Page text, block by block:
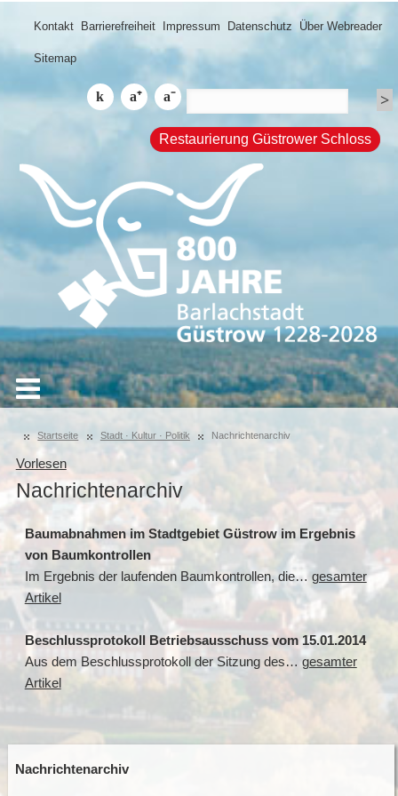
Kontakt Barrierefreiheit Impressum Datenschutz Über Webreader
Sitemap
Restaurierung Güstrower Schloss
Startseite Stadt · Kultur · Politik Nachrichtenarchiv
Vorlesen
Nachrichtenarchiv
Baumabnahmen im Stadtgebiet Güstrow im Ergebnis
von Baumkontrollen
Im Ergebnis der laufenden Baumkontrollen, die… gesamter
Artikel
Beschlussprotokoll Betriebsausschuss vom 15.01.2014
Aus dem Beschlussprotokoll der Sitzung des… gesamter
Artikel
Nachrichtenarchiv